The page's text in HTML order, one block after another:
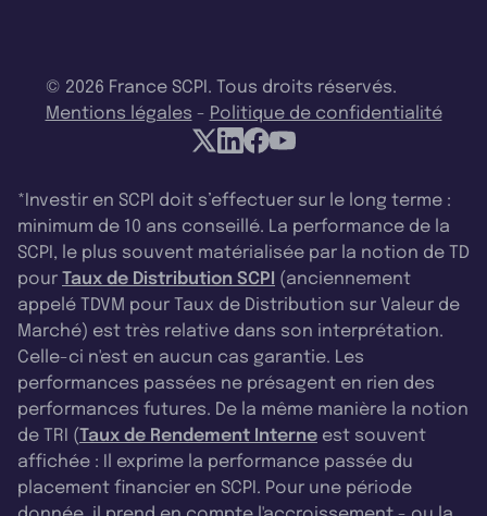
© 2026 France SCPI. Tous droits réservés.
Mentions légales - Politique de confidentialité
*Investir en SCPI doit s’effectuer sur le long terme :
minimum de 10 ans conseillé. La performance de la
SCPI, le plus souvent matérialisée par la notion de TD
pour Taux de Distribution SCPI (anciennement
appelé TDVM pour Taux de Distribution sur Valeur de
Marché) est très relative dans son interprétation.
Celle-ci n'est en aucun cas garantie. Les
performances passées ne présagent en rien des
performances futures. De la même manière la notion
de TRI (Taux de Rendement Interne est souvent
affichée : Il exprime la performance passée du
placement financier en SCPI. Pour une période